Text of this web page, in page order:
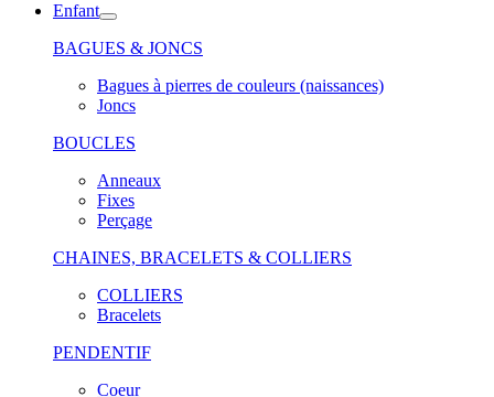
Enfant
BAGUES & JONCS
Bagues à pierres de couleurs (naissances)
Joncs
BOUCLES
Anneaux
Fixes
Perçage
CHAINES, BRACELETS & COLLIERS
COLLIERS
Bracelets
PENDENTIF
Coeur